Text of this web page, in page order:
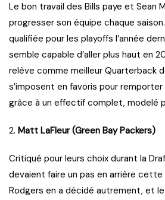
Le bon travail des Bills paye et Sean
progresser son équipe chaque
qualifiée pour les playoffs l’année
semble capable d’aller plus haut en
relève comme meilleur Quarterback
s’imposent en favoris pour remporter
grâce à un effectif complet, modelé
2. Matt LaFleur (Green Bay Packers)
Critiqué pour leurs choix durant la
devaient faire un pas en arrière cette
Rodgers en a décidé autrement, et